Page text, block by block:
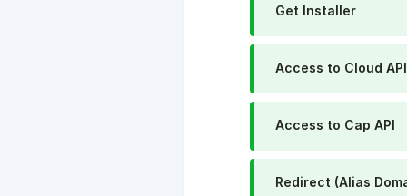
Get Installer
Access to Cloud API
Access to Cap API
Redirect (Alias